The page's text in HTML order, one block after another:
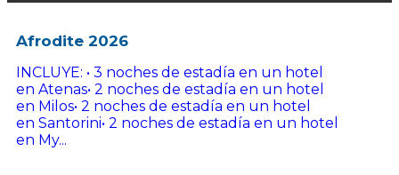
Afrodite 2026
INCLUYE: • 3 noches de estadía en un hotel
en Atenas• 2 noches de estadía en un hotel
en Milos• 2 noches de estadía en un hotel
en Santorini• 2 noches de estadía en un hotel
en My...